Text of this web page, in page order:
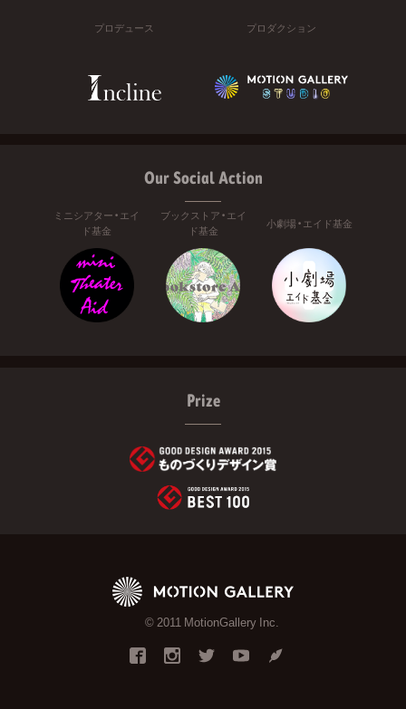
プロデュース プロダクション
Our Social Action
ミニシアター・エイ
ド基金
ブックストア・エイ
ド基金
小劇場・エイド基金
Prize
© 2011 MotionGallery Inc.